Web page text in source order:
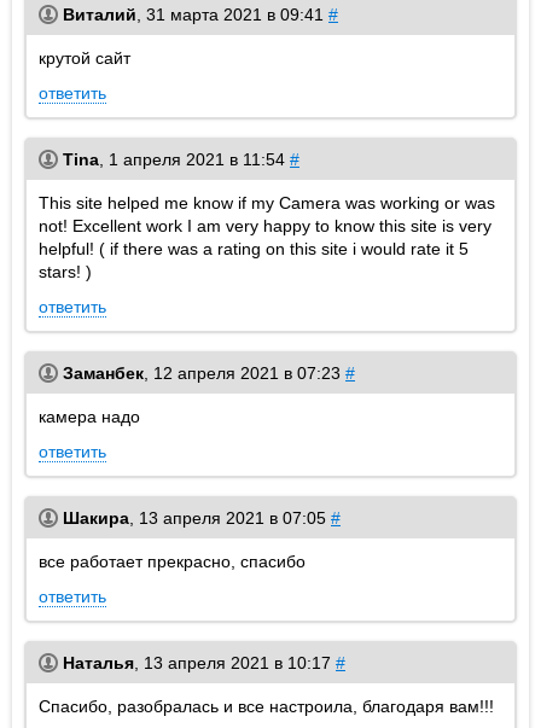
Виталий 31 марта 2021 в 09:41 #
крутой сайт
ответить
Tina 1 апреля 2021 в 11:54 #
This site helped me know if my Camera was working or was
not! Excellent work I am very happy to know this site is very
helpful! ( if there was a rating on this site i would rate it 5
stars! )
ответить
Заманбек 12 апреля 2021 в 07:23 #
камера надо
ответить
Шакира 13 апреля 2021 в 07:05 #
все работает прекрасно, спасибо
ответить
Наталья 13 апреля 2021 в 10:17 #
Спасибо, разобралась и все настроила, благодаря вам!!!